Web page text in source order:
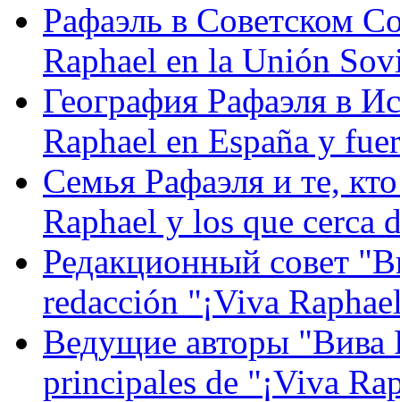
Рафаэль в Советском
Raphael en la Unión
География Рафаэля в
Raphael en España y
Семья Рафаэля и те,
Raphael y los que cerca
Редакционный совет
redacción "¡Viva
Ведущие авторы "Вива
principales de "¡Viva